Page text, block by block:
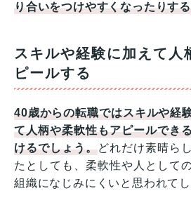
り合いをつけやすくなったりす
スキルや経験に加えて人
ピールする
40歳からの転職ではスキルや経
て人柄や柔軟性もアピールでき
けるでしょう。どれだけ素晴ら
たとしても、柔軟性や人として
組織になじみにくいと思われてし